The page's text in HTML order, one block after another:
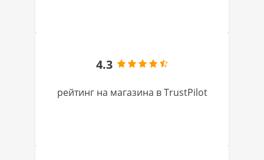
4.3
рейтинг на магазина в TrustPilot